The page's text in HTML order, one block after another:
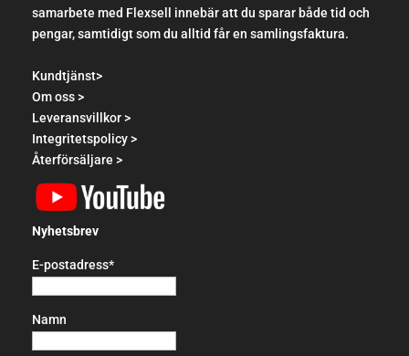
samarbete med Flexsell innebär att du sparar både tid och
pengar, samtidigt som du alltid får en samlingsfaktura.
Kundtjänst>
Om oss >
Leveransvillkor >
Integritetspolicy >
Återförsäljare >
Nyhetsbrev
E-postadress*
Namn